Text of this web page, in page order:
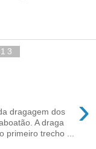
›
dragagem dos
A draga
primeiro trecho ...